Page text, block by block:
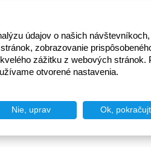
údajov o našich
zobrazovanie
zážitku z webových stránok.
otvorené nastavenia.
Nie, uprav Ok,